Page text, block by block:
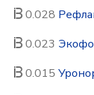
0.028
0.023
0.015